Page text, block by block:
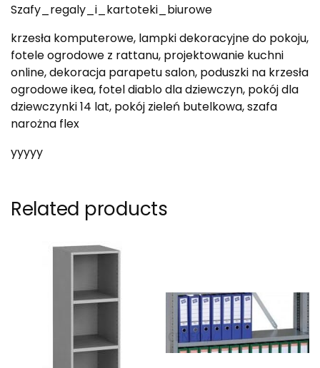
Szafy_regaly_i_kartoteki_biurowe
krzesła komputerowe, lampki dekoracyjne do pokoju,
fotele ogrodowe z rattanu, projektowanie kuchni
online, dekoracja parapetu salon, poduszki na krzesła
ogrodowe ikea, fotel diablo dla dziewczyn, pokój dla
dziewczynki 14 lat, pokój zieleń butelkowa, szafa
narożna flex
yyyyy
Related products